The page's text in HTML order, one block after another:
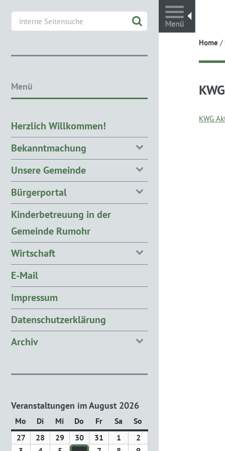
Home /
KWG
Menü
Herzlich Willkommen!
Bekanntmachung
Unsere Gemeinde
Bürgerportal
Kinderbetreuung in der
Gemeinde Rumohr
Wirtschaft
E-Mail
Impressum
Datenschutzerklärung
Archiv
Veranstaltungen im August 2026
Mo Montag
DiDienstag
Mi Mittwoch
Do Donnerstag
FrFreitag
Sa Samstag
So
2727. 28 29 30 31 1 2